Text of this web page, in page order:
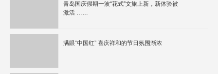
青岛国庆假期一波“花式”文旅上新，新体验被
激活 ……
满眼“中国红” 喜庆祥和的节日氛围渐浓